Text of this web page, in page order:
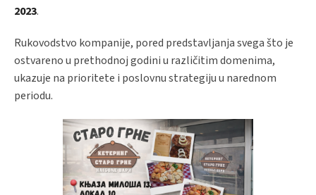
2023.
Rukovodstvo kompanije, pored predstavljanja svega što je
ostvareno u prethodnoj godini u različitim domenima,
ukazuje na prioritete i poslovnu strategiju u narednom
periodu.